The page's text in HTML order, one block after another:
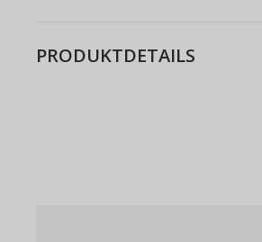
PRODUKTDETAILS